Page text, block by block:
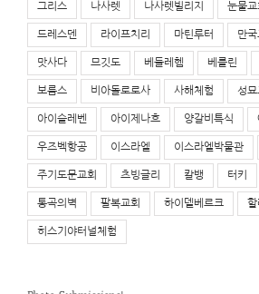
그리스 나사렛 나사렛빌리지 눈물교
드레스덴 라이프치리 마틴루터 만
맛사다 므깃도 베들레헴 베를린
보름스 비아돌로로사 사해체험 성묘
아이슬레벤 아이제나흐 양갈비특식
우즈벡항공 이스라엘 이스라엘박물관
주기도문교회 츠빙글리 칼뱅 터키
통곡의벽 팔복교회 하이델베르크 할
히스기야터널체험